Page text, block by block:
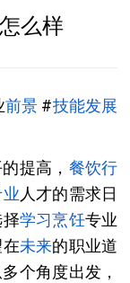
么样
前景 #技能发展
提高， 餐饮行
人才的需求日
学习烹饪专业
未来的职业道
个角度出发，